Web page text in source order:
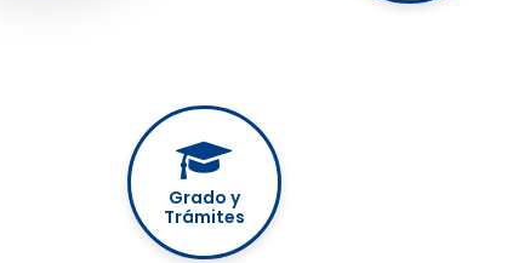
Grado y
Trámites